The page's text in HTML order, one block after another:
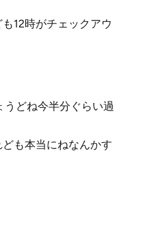
12時がチェックアウ
どね今半分ぐらい過
も本当にねなんかす